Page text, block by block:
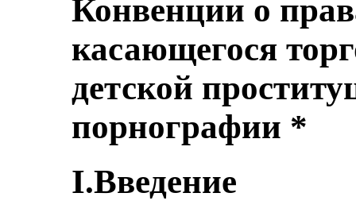
Конвенции о
касающегося
детской
порнографии *
I.Введение